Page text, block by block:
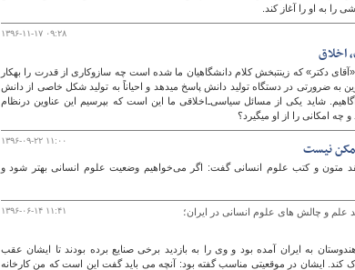
به او را آغاز کند.
۱۳۹۶-۱۱-۱۷ ۰۹:۲۸
اخلاق
کاربرد عناوینی چون «خانم دکتر» و «آقای دکتر» که زینت‎بخش کلام دانشگاهیان ما شده‎ است چه سازوکاری از قدرت را به‎کار
می‎اندازد؟ بی‎شک استفاده از این عناوین به ضرورتی در دستگاه تولید دانش پاسخ می‎دهد و احیاناً به تولید شکل خاصی از دانش
در کشور یاری می‎رساند و کارکردی دارد که کم‌وبیش از آن آگاهیم. شاید یکی از مسائل سیاسی‌ـ‌‎اخلاقی ما این است که بپرسیم این عناوین درنظام
۱۳۹۶-۰۹-۲۲ ۱۱:۰۰ نیست
متون و کتب علوم انسانی گفت: اگر می‌خواهیم وضعیت علوم انسانی بهتر شود و
۱۳۹۶-۰۶-۱۴ ۱۱:۴۱ علم و چالش های علوم انسانی در ایران؛
به ایران آمده بود و وی را به بازدید برخی صنایع برده بودند تا ایشان عقب
درک کند. ایشان در موقعیتی مناسب گفته بود: آنچه می باید گفت این است که من کارخانه